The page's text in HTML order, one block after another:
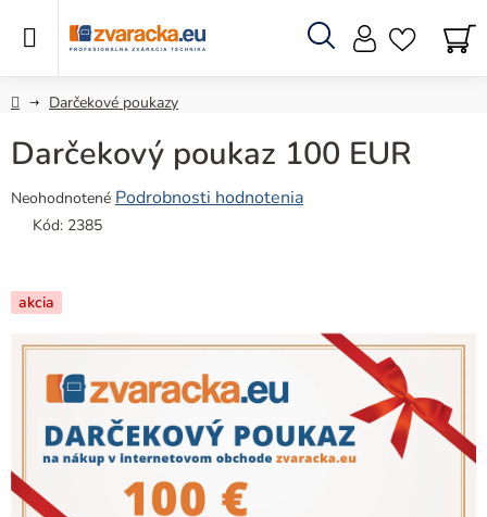
Hľadať
DomovDarčekové poukazy
Darčekový poukaz 100 EUR
Priemerné
hodnotenie
0,0
z
Neohodnotené Podrobnosti hodnotenia
Kód: 2385
akcia